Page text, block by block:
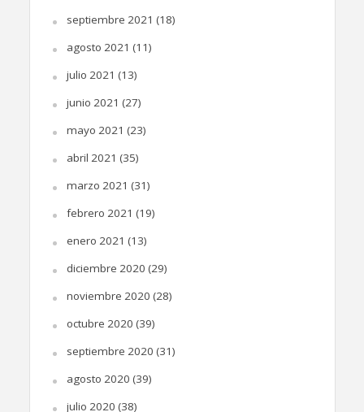
septiembre 2021 (18)
agosto 2021 (11)
julio 2021 (13)
junio 2021 (27)
mayo 2021 (23)
abril 2021 (35)
marzo 2021 (31)
febrero 2021 (19)
enero 2021 (13)
diciembre 2020 (29)
noviembre 2020 (28)
octubre 2020 (39)
septiembre 2020 (31)
agosto 2020 (39)
julio 2020 (38)